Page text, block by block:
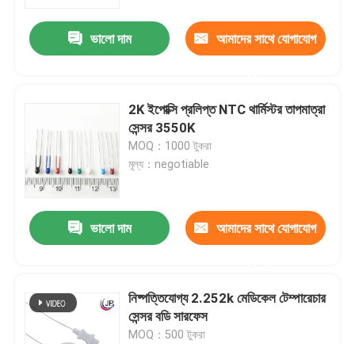
বাড়ি
ভালো দাম আমাদের সাথে যোগাযোগ
2K ইপোক্সি প্রলিপ্ত NTC থার্মিস্টর তাপমাত্রা
সেন্সর 3550K
MOQ：1000 টুকরা
মূল্য：negotiable
ভালো দাম আমাদের সাথে যোগাযোগ
নিষ্পত্তিযোগ্য 2.252k মেডিকেল টেম্পারেচার
সেন্সর বডি সারফেস
MOQ：500 টুকরা